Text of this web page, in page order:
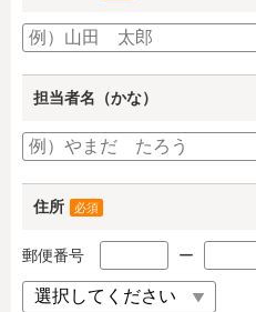
担当者名（かな）
住所 必須
郵便番号 ー